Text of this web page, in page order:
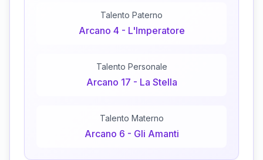
Talento Paterno
Arcano 4 - L'Imperatore
Talento Personale
Arcano 17 - La Stella
Talento Materno
Arcano 6 - Gli Amanti